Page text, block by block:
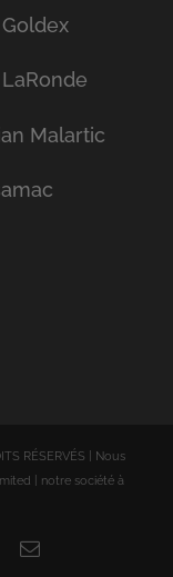
Malartic
RÉSERVÉS | Nous
| notre société à
Email